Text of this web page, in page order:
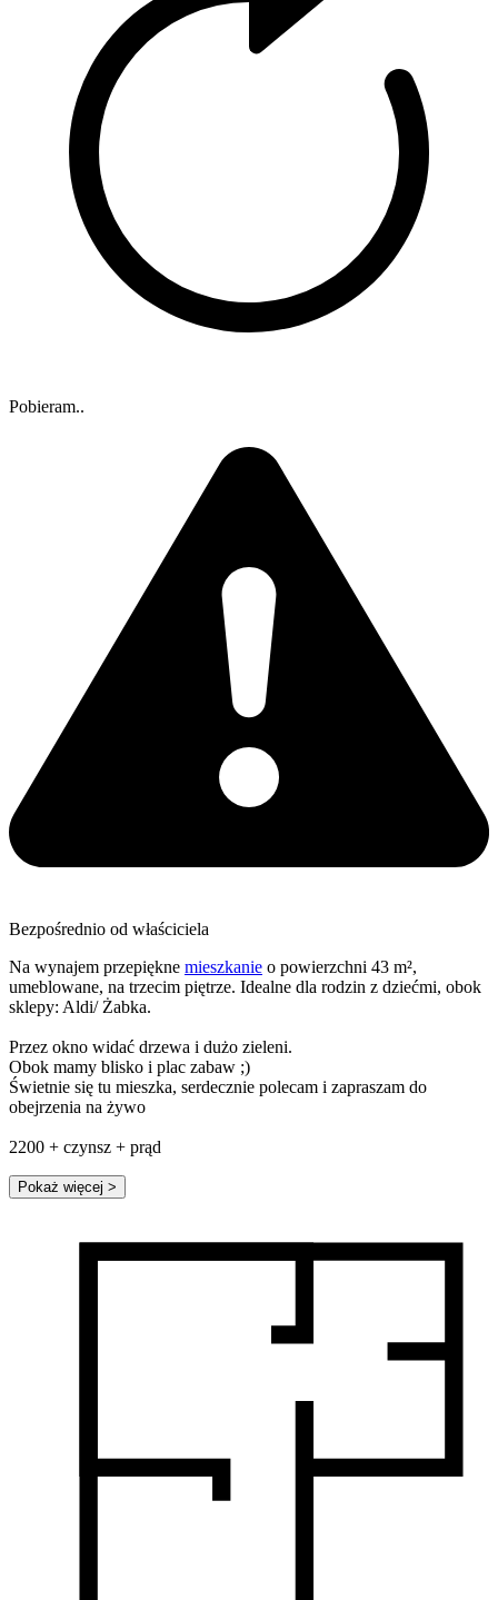
Pobieram..
Bezpośrednio od właściciela
Na wynajem przepiękne mieszkanie o powierzchni 43 m²,
umeblowane, na trzecim piętrze. Idealne dla rodzin z dziećmi, obok
sklepy: Aldi/ Żabka.
Przez okno widać drzewa i dużo zieleni.
Obok mamy blisko i plac zabaw ;)
Świetnie się tu mieszka, serdecznie polecam i zapraszam do
obejrzenia na żywo
2200 + czynsz + prąd
Pokaż więcej >